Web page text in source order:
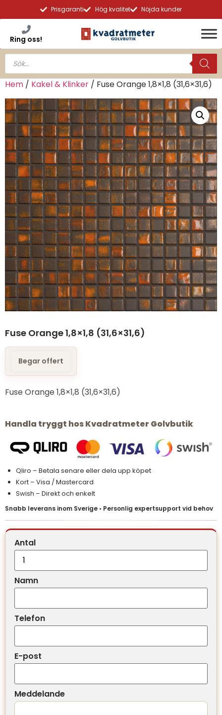
Prisgaranti Hög kvalitet Nöjda kunder
Ring oss!
Hem / Kakel & Klinker / Fuse Orange 1,8×1,8 (31,6×31,6)
Fuse Orange 1,8×1,8 (31,6×31,6)
Begar offert
Fuse Orange 1,8×1,8 (31,6×31,6)
Handla tryggt hos Kvadratmeter Golvbutik
Qliro – Betala senare eller dela upp köpet
Kort – Visa / Mastercard
Swish – Direkt och enkelt
Snabb leverans inom Sverige • Personlig expertsupport vid behov
Antal
Namn
Telefon
E-post
Meddelande